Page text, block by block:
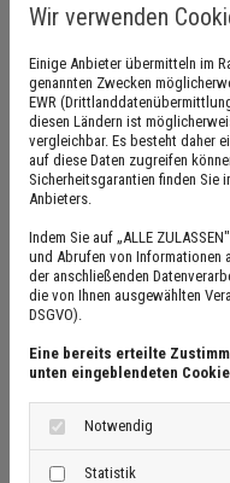
Telefon:05139 279671
Telefon:05139 279672
E-Mail:
Öffnungszeiten
Mo - Fr: 07:00 - 18:00 Uhr
Sa: 09:00 - 12:30 Uhr
Aufgrund Ihrer
dieses
Wenn Sie
Wir verwenden
Einige Anbieter übermitteln im
genannten Zwecken
EWR
diesen Ländern ist
vergleichbar. Es besteht daher
auf diese Daten zugreifen
Sicherheitsgarantien finden Sie
Anbieters.
Indem Sie auf „ALLE
und Abrufen von Informationen
der anschließenden
die von Ihnen ausgewählten
DSGVO).
Eine bereits erteilte
unten eingeblendeten
Notwendig
Statistik